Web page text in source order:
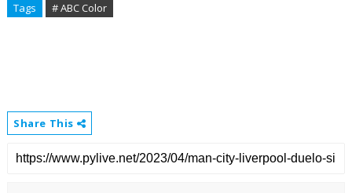
Tags # ABC Color
Share This